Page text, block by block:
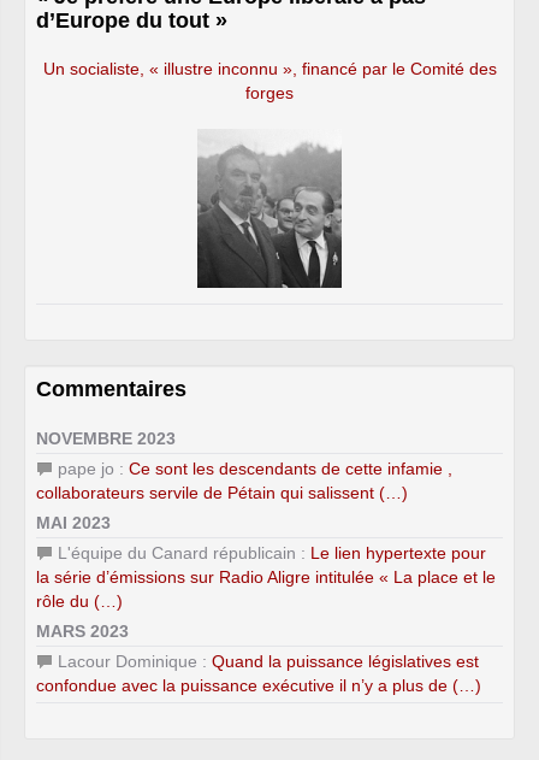
d’Europe du tout »
Un socialiste, « illustre inconnu », financé par le Comité des
forges
Commentaires
NOVEMBRE 2023
pape jo : Ce sont les descendants de cette infamie ,
collaborateurs servile de Pétain qui salissent (…)
MAI 2023
L'équipe du Canard républicain : Le lien hypertexte pour
la série d’émissions sur Radio Aligre intitulée « La place et le
rôle du (…)
MARS 2023
Lacour Dominique : Quand la puissance législatives est
confondue avec la puissance exécutive il n’y a plus de (…)